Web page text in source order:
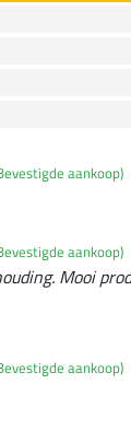
aankoop)
aankoop)
Mooi
aankoop)